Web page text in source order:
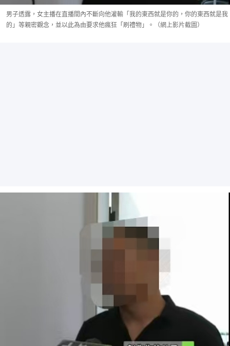
男子透露，女主播在直播間內不斷向他灌輸「我的東西就是你的，你的東西就是我
的」等親密觀念，並以此為由要求他瘋狂「刷禮物」。（網上影片截圖）